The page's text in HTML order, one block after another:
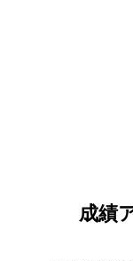
成績